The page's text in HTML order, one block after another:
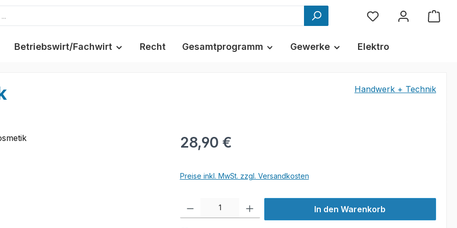
Betriebswirt/Fachwirt Recht Gesamtprogramm Gewerke Elektro
Handwerk + Technik
28,90 €
Preise inkl. MwSt. zzgl. Versandkosten
Produkt Anzahl: Gib den gewünschten Wert ein oder benutze die Schaltflächen
In den Warenkorb